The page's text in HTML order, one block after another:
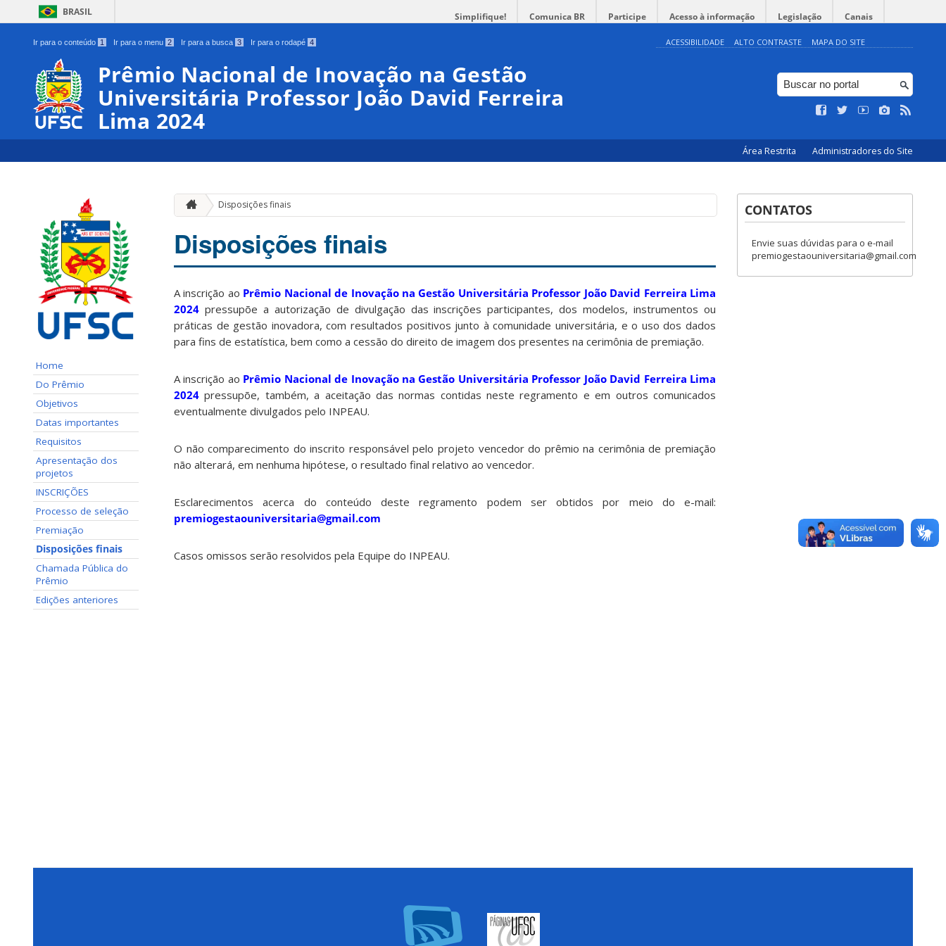
BRASIL Simplifique! Comunica BR Participe Acesso à informação Legislação Canais
Ir para o conteúdo 1 Ir para o menu 2 Ir para a busca 3 Ir para o rodapé 4 ACESSIBILIDADE ALTO CONTRASTE MAPA DO SITE
Prêmio Nacional de Inovação na Gestão
Universitária Professor João David Ferreira
Lima 2024
Área Restrita Administradores do Site
Home
Do Prêmio
Objetivos
Datas importantes
Requisitos
Apresentação dos
projetos
INSCRIÇÕES
Processo de seleção
Premiação
Disposições finais
Chamada Pública do
Prêmio
Edições anteriores
Disposições finais
Disposições finais
A inscrição ao Prêmio Nacional de Inovação na Gestão Universitária Professor João David Ferreira Lima
2024 pressupõe a autorização de divulgação das inscrições participantes, dos modelos, instrumentos ou
práticas de gestão inovadora, com resultados positivos junto à comunidade universitária, e o uso dos dados
para fins de estatística, bem como a cessão do direito de imagem dos presentes na cerimônia de premiação.
A inscrição ao Prêmio Nacional de Inovação na Gestão Universitária Professor João David Ferreira Lima
2024 pressupõe, também, a aceitação das normas contidas neste regramento e em outros comunicados
eventualmente divulgados pelo INPEAU.
O não comparecimento do inscrito responsável pelo projeto vencedor do prêmio na cerimônia de premiação
não alterará, em nenhuma hipótese, o resultado final relativo ao vencedor.
Esclarecimentos acerca do conteúdo deste regramento podem ser obtidos por meio do e-mail:
premiogestaouniversitaria@gmail.com
Casos omissos serão resolvidos pela Equipe do INPEAU.
CONTATOS
Envie suas dúvidas para o e-mail
premiogestaouniversitaria@gmail.com